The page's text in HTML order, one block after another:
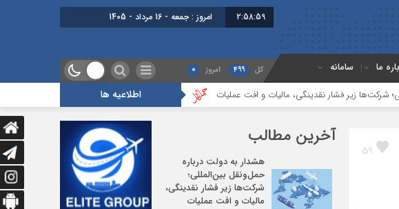
2:59:00 امروز : جمعه - 16 مرداد - 1405
ما سامانه کل 499 امروز 0
اطلاعیه ها فشار نقدینگی، مالیات و افت عملیات بررسی چالش‌های حمل ونقل کالا حوزه‌های ریلی، دریایی و
59
آخرین مطالب
هشدار به دولت درباره
حمل‌ونقل بین‌المللی؛
شرکت‌ها زیر فشار نقدینگی،
مالیات و افت عملیات